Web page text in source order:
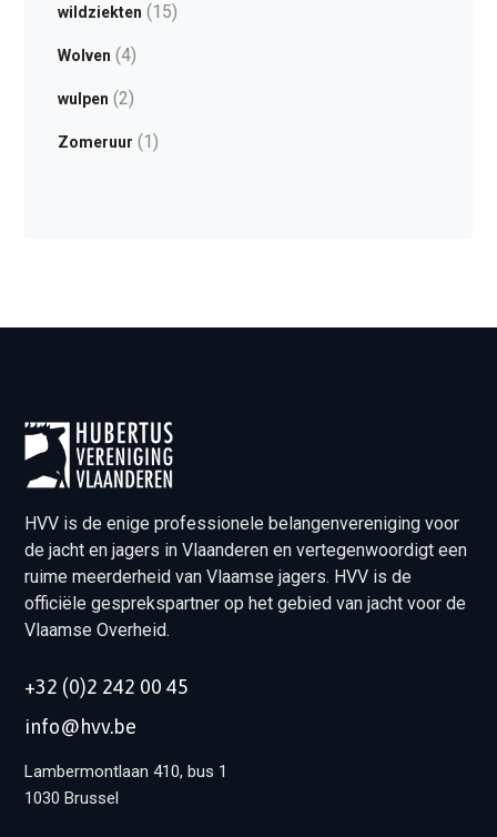
wildziekten (15)
Wolven (4)
wulpen (2)
Zomeruur (1)
HVV is de enige professionele belangenvereniging voor
de jacht en jagers in Vlaanderen en vertegenwoordigt een
ruime meerderheid van Vlaamse jagers. HVV is de
officiële gesprekspartner op het gebied van jacht voor de
Vlaamse Overheid.
+32 (0)2 242 00 45
info@hvv.be
Lambermontlaan 410, bus 1
1030 Brussel